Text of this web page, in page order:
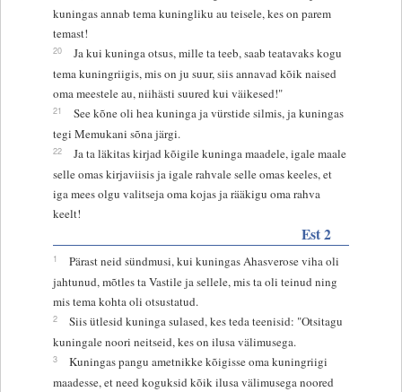
kuningas annab tema kuningliku au teisele, kes on parem
temast!
20
Ja kui kuninga otsus, mille ta teeb, saab teatavaks kogu
tema kuningriigis, mis on ju suur, siis annavad kõik naised
oma meestele au, niihästi suured kui väikesed!"
21
See kõne oli hea kuninga ja vürstide silmis, ja kuningas
tegi Memukani sõna järgi.
22
Ja ta läkitas kirjad kõigile kuninga maadele, igale maale
selle omas kirjaviisis ja igale rahvale selle omas keeles, et
iga mees olgu valitseja oma kojas ja rääkigu oma rahva
keelt!
Est 2
1
Pärast neid sündmusi, kui kuningas Ahasverose viha oli
jahtunud, mõtles ta Vastile ja sellele, mis ta oli teinud ning
mis tema kohta oli otsustatud.
2
Siis ütlesid kuninga sulased, kes teda teenisid: "Otsitagu
kuningale noori neitseid, kes on ilusa välimusega.
3
Kuningas pangu ametnikke kõigisse oma kuningriigi
maadesse, et need koguksid kõik ilusa välimusega noored